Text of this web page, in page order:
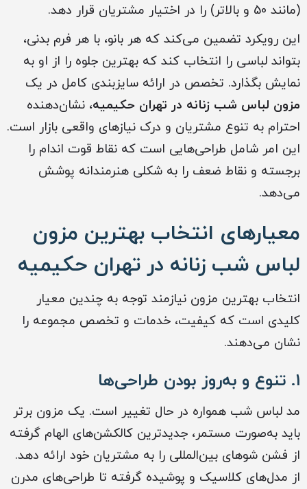
(مانند 50 و بالاتر) را در اختیار مشتریان قرار دهد.
این رویکرد تضمین می‌کند که هر بانو، با هر فرم بدنی،
بتواند لباسی را انتخاب کند که بهترین جلوه را از او به
نمایش بگذارد. تخصص در ارائه سایزبندی کامل در یک
مزون لباس شب زنانه در تهران حکیمیه، نشان‌دهنده
احترام به تنوع مشتریان و درک نیازهای واقعی بازار است.
این امر شامل طراحی‌هایی است که نقاط قوت اندام را
برجسته و نقاط ضعف را به شکلی هنرمندانه پوشش
می‌دهد.
معیارهای انتخاب بهترین مزون
لباس شب زنانه در تهران حکیمیه
انتخاب بهترین مزون نیازمند توجه به چندین معیار
کلیدی است که کیفیت، خدمات و تخصص مجموعه را
نشان می‌دهند.
1. تنوع و به‌روز بودن طراحی‌ها
مد لباس شب همواره در حال تغییر است. یک مزون برتر
باید به‌صورت مستمر، جدیدترین کالکشن‌های الهام گرفته
از فشن شوهای بین‌المللی را به مشتریان خود ارائه دهد.
از مدل‌های کلاسیک و پوشیده گرفته تا طراحی‌های مدرن